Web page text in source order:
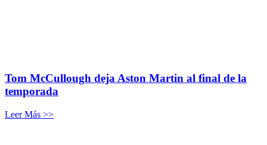
Tom McCullough deja Aston Martin al final de la
temporada
Leer Más >>